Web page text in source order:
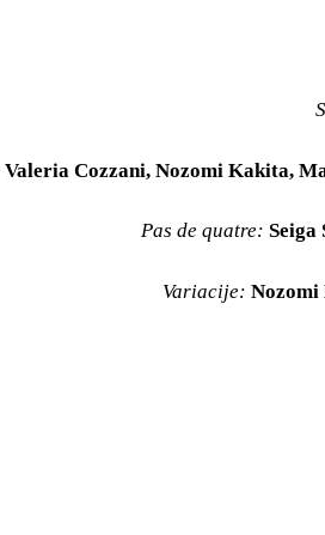
Valeria Cozzani, Nozomi Kakita,
Pas de quatre:
Variacije: Nozomi